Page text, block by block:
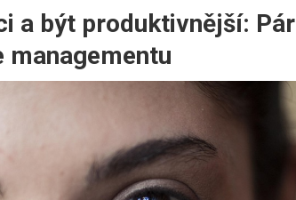
a být produktivnější: Pár
managementu